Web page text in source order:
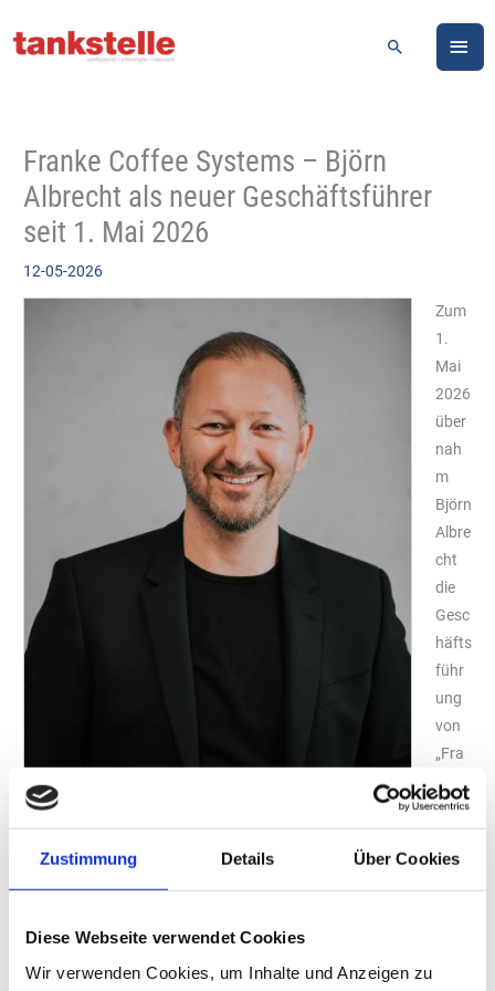
Zustimmung Details Über Cookies
Diese Webseite verwendet Cookies
Wir verwenden Cookies, um Inhalte und Anzeigen zu
Inhalt
Suchen
Franke Coffee Systems – Björn
Albrecht als neuer Geschäftsführer
seit 1. Mai 2026
12-05-2026
Björn Albrecht – Managing Director „Franke Coffee
Foto: Wera Kutscha / „Franke Coffee Systems GmbH“
Zum
1.
Mai
2026
über
nah
m
Björn
Albre
cht
die
Gesc
häfts
führ
ung
von
„Fra
nke
Coff
ee
Syst
ems“